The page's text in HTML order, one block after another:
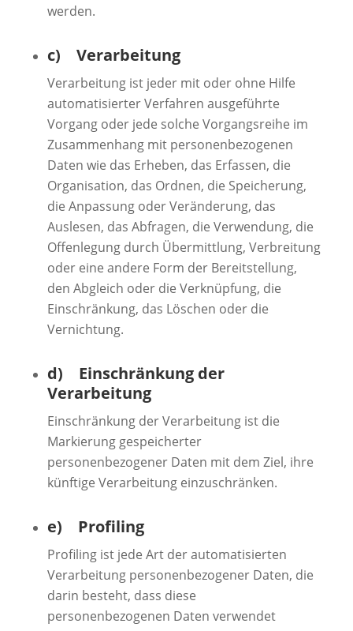
werden.
c) Verarbeitung
Verarbeitung ist jeder mit oder ohne Hilfe
automatisierter Verfahren ausgeführte
Vorgang oder jede solche Vorgangsreihe im
Zusammenhang mit personenbezogenen
Daten wie das Erheben, das Erfassen, die
Organisation, das Ordnen, die Speicherung,
die Anpassung oder Veränderung, das
Auslesen, das Abfragen, die Verwendung, die
Offenlegung durch Übermittlung, Verbreitung
oder eine andere Form der Bereitstellung,
den Abgleich oder die Verknüpfung, die
Einschränkung, das Löschen oder die
Vernichtung.
d) Einschränkung der
Verarbeitung
Einschränkung der Verarbeitung ist die
Markierung gespeicherter
personenbezogener Daten mit dem Ziel, ihre
künftige Verarbeitung einzuschränken.
e) Profiling
Profiling ist jede Art der automatisierten
Verarbeitung personenbezogener Daten, die
darin besteht, dass diese
personenbezogenen Daten verwendet